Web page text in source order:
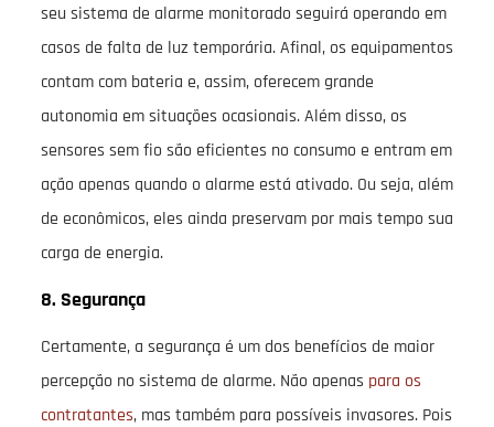
seu sistema de alarme monitorado seguirá operando em
casos de falta de luz temporária. Afinal, os equipamentos
contam com bateria e, assim, oferecem grande
autonomia em situações ocasionais. Além disso, os
sensores sem fio são eficientes no consumo e entram em
ação apenas quando o alarme está ativado. Ou seja, além
de econômicos, eles ainda preservam por mais tempo sua
carga de energia.
8. Segurança
Certamente, a segurança é um dos benefícios de maior
percepção no sistema de alarme. Não apenas para os
contratantes, mas também para possíveis invasores. Pois